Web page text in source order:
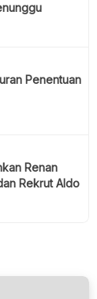
Penentuan
Renan
Rekrut Aldo